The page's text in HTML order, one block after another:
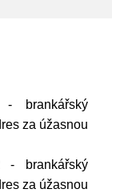
- brankářský
za úžasnou
- brankářský
za úžasnou